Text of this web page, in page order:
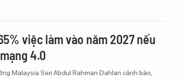
việc làm vào năm 2027 nếu
4.0
Malaysia Seri Abdul Rahman Dahlan cảnh báo,